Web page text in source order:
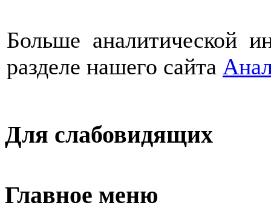
Больше аналитической
разделе нашего сайта
Для слабовидящих
Главное меню